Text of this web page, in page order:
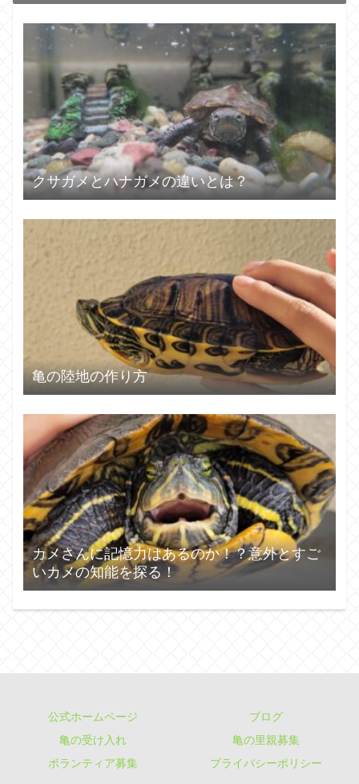
クサガメとハナガメの違いとは？
亀の陸地の作り方
カメさんに記憶力はあるのか！？意外とすご
いカメの知能を探る！
公式ホームページ
ブログ
亀の受け入れ
亀の里親募集
ボランティア募集
プライバシーポリシー